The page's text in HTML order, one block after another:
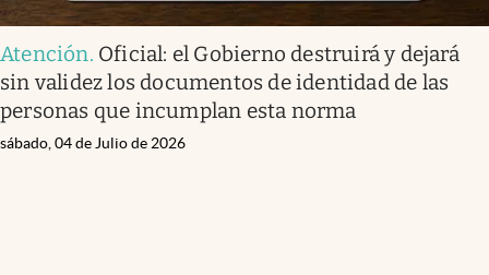
Atención. Oficial: el Gobierno destruirá y dejará
sin validez los documentos de identidad de las
personas que incumplan esta norma
sábado, 04 de Julio de 2026